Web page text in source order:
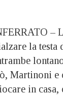
–
la testa
Martinoni e
in